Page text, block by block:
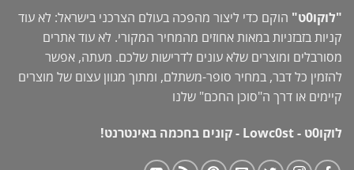
"לוקו0ט"
הוקם כדי ליצור מהפכה בעולם הצרכני בישראל: לא עוד
קניות בזבזניות במאות אחוזים מהמחיר המקורי. לא עוד אתרים
מסורבלים ומוצרים שלא עונים לדרישות שלכם. מעתה, אפשר
להזמין כל דבר, במחיר סופר-משתלם, ומתוך מגוון עצום של מוצרים
קיימים או דרך ה"סוכן החכם" שלנו
לוקו0ט - Lowc0st - קונים בחכמה באינטרנט!